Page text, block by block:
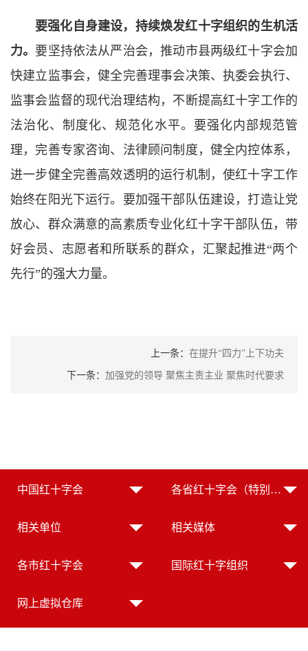
要强化自身建设，持续焕发红十字组织的生机活
力。 要坚持依法从严治会，推动市县两级红十字会加
快建立监事会，健全完善理事会决策、执委会执行、
监事会监督的现代治理结构，不断提高红十字工作的
法治化、制度化、规范化水平。要强化内部规范管
理，完善专家咨询、法律顾问制度，健全内控体系，
进一步健全完善高效透明的运行机制，使红十字工作
始终在阳光下运行。要加强干部队伍建设，打造让党
放心、群众满意的高素质专业化红十字干部队伍，带
好会员、志愿者和所联系的群众，汇聚起推进“两个
先行”的强大力量。
上一条： 在提升“四力”上下功夫
下一条： 加强党的领导 聚焦主责主业 聚焦时代要求
中国红十字会 各省红十字会（特别行政区红十字会）
相关单位 相关媒体
各市红十字会 国际红十字组织
网上虚拟仓库